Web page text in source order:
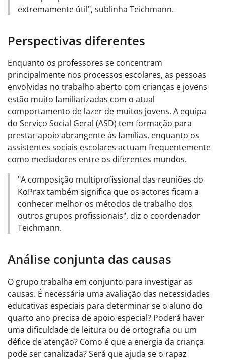
extremamente útil", sublinha Teichmann.
Perspectivas diferentes
Enquanto os professores se concentram
principalmente nos processos escolares, as pessoas
envolvidas no trabalho aberto com crianças e jovens
estão muito familiarizadas com o atual
comportamento de lazer de muitos jovens. A equipa
do Serviço Social Geral (ASD) tem formação para
prestar apoio abrangente às famílias, enquanto os
assistentes sociais escolares actuam frequentemente
como mediadores entre os diferentes mundos.
"A composição multiprofissional das reuniões do
KoPrax também significa que os actores ficam a
conhecer melhor os métodos de trabalho dos
outros grupos profissionais", diz o coordenador
Teichmann.
Análise conjunta das causas
O grupo trabalha em conjunto para investigar as
causas. É necessária uma avaliação das necessidades
educativas especiais para determinar se o aluno do
quarto ano precisa de apoio especial? Poderá haver
uma dificuldade de leitura ou de ortografia ou um
défice de atenção? Como é que a energia da criança
pode ser canalizada? Será que ajuda se o rapaz